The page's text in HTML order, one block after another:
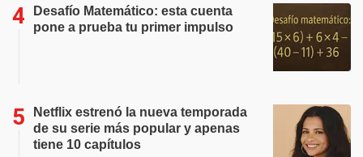
Desafío Matemático: esta cuenta
pone a prueba tu primer impulso
Netflix estrenó la nueva temporada
de su serie más popular y apenas
tiene 10 capítulos